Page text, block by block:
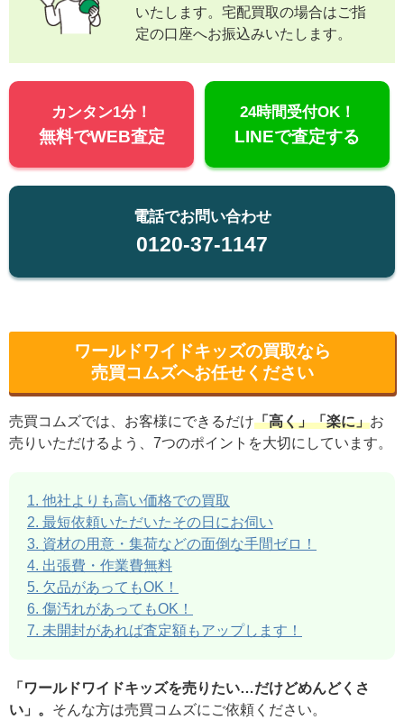
いたします。宅配買取の場合はご指
定の口座へお振込みいたします。
カンタン1分！
無料でWEB査定
24時間受付OK！
LINEで査定する
電話でお問い合わせ
0120-37-1147
ワールドワイドキッズの買取なら
売買コムズへお任せください
売買コムズでは、お客様にできるだけ「高く」「楽に」お
売りいただけるよう、7つのポイントを大切にしています。
1. 他社よりも高い価格での買取
2. 最短依頼いただいたその日にお伺い
3. 資材の用意・集荷などの面倒な手間ゼロ！
4. 出張費・作業費無料
5. 欠品があってもOK！
6. 傷汚れがあってもOK！
7. 未開封があれば査定額もアップします！
「ワールドワイドキッズを売りたい…だけどめんどくさ
い」。 そんな方は売買コムズにご依頼ください。